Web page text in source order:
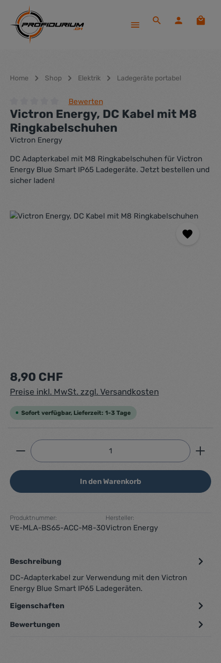
Zum Hauptinhalt springen
Home Shop Elektrik Ladegeräte portabel
Durchschnittliche Bewertung von 0 von 5 Sternen
Bewerten
Victron Energy, DC Kabel mit M8
Ringkabelschuhen
Victron Energy
DC Adapterkabel mit M8 Ringkabelschuhen für Victron
Energy Blue Smart IP65 Ladegeräte. Jetzt bestellen und
sicher laden!
Bildergalerie überspringen
Regulärer Preis:
8,90 CHF
Preise inkl. MwSt. zzgl. Versandkosten
Sofort verfügbar, Lieferzeit: 1-3 Tage
Produkt Anzahl: Gib den gewünschten Wert ein
In den Warenkorb
Produktnummer:
VE-MLA-BS65-ACC-M8-30
Hersteller:
Victron Energy
Beschreibung
DC-Adapterkabel zur Verwendung mit den Victron
Energy Blue Smart IP65 Ladegeräten.
Eigenschaften
Bewertungen